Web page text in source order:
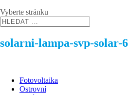
Vyberte stránku
solarni-lampa-svp-solar-6
Fotovoltaika
Ostrovní